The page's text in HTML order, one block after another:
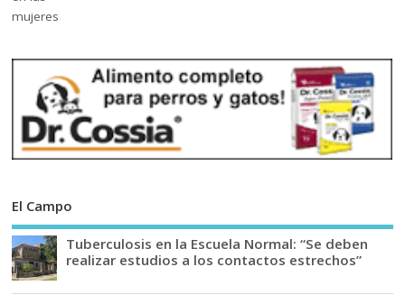
El Campo
Tuberculosis en la Escuela Normal: “Se deben
realizar estudios a los contactos estrechos”